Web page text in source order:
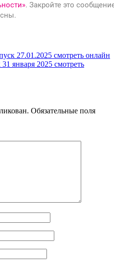
27.01.2025 смотреть онлайн
января 2025 смотреть
Обязательные поля